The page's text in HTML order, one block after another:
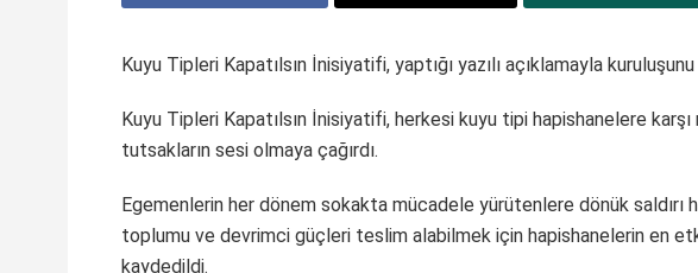
Kuyu Tipleri Kapatılsın İnisiyatifi, yaptığı yazılı açıklamayla
Kuyu Tipleri Kapatılsın İnisiyatifi, herkesi kuyu tipi hapishanelere
tutsakların sesi olmaya çağırdı.
Egemenlerin her dönem sokakta mücadele yürütenlere dönük saldırı
toplumu ve devrimci güçleri teslim alabilmek için hapishanelerin en
kaydedildi.